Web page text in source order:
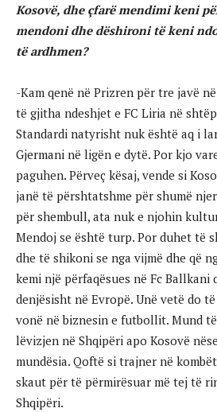
Kosovë, dhe çfarë mendimi keni
mendoni dhe dëshironi të keni
të ardhmen?
-Kam qenë në Prizren për tre javë
të gjitha ndeshjet e FC Liria në
Standardi natyrisht nuk është aq i
Gjermani në ligën e dytë. Por kjo
paguhen. Përveç kësaj, vende si
janë të përshtatshme për shumë
për shembull, ata nuk e njohin
Mendoj se është turp. Por duhet të
dhe të shikoni se nga vijmë dhe që
kemi një përfaqësues në Fc Ballkani
denjësisht në Evropë. Unë vetë do
vonë në biznesin e futbollit. Mund
lëvizjen në Shqipëri apo Kosovë
mundësia. Qoftë si trajner në
skaut për të përmirësuar më tej të
Shqipëri.